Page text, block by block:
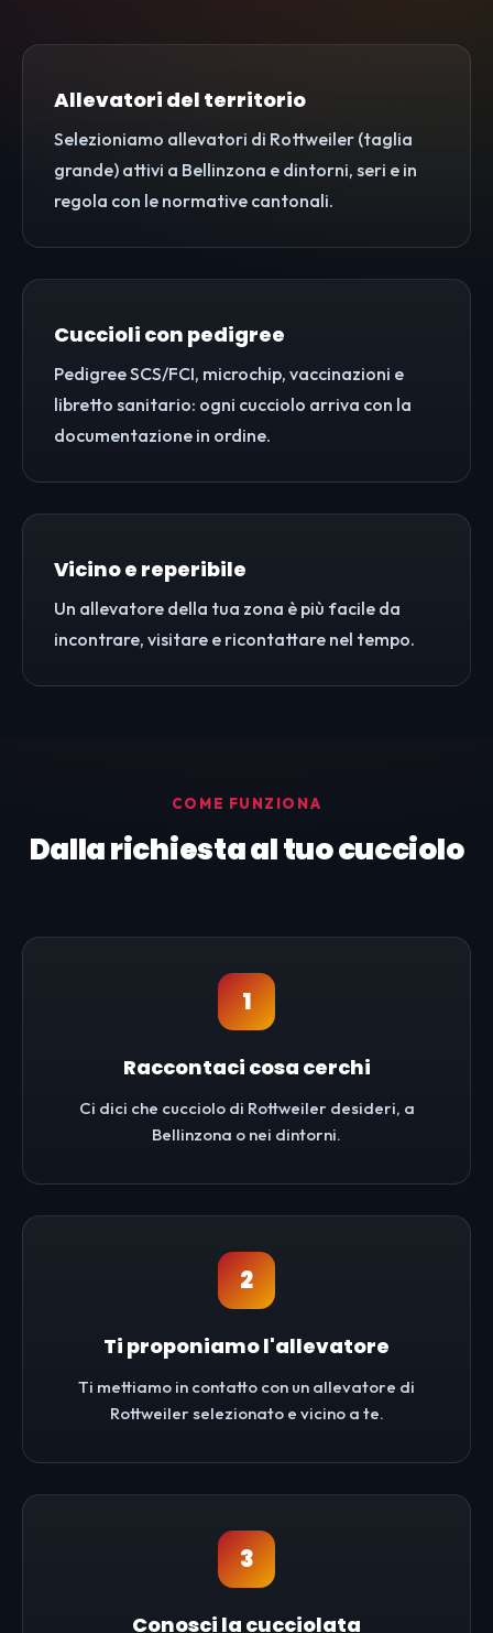
Allevatori del territorio
Selezioniamo allevatori di Rottweiler (taglia
grande) attivi a Bellinzona e dintorni, seri e in
regola con le normative cantonali.
Cuccioli con pedigree
Pedigree SCS/FCI, microchip, vaccinazioni e
libretto sanitario: ogni cucciolo arriva con la
documentazione in ordine.
Vicino e reperibile
Un allevatore della tua zona è più facile da
incontrare, visitare e ricontattare nel tempo.
COME FUNZIONA
Dalla richiesta al tuo cucciolo
1
Raccontaci cosa cerchi
Ci dici che cucciolo di Rottweiler desideri, a
Bellinzona o nei dintorni.
2
Ti proponiamo l'allevatore
Ti mettiamo in contatto con un allevatore di
Rottweiler selezionato e vicino a te.
3
Conosci la cucciolata